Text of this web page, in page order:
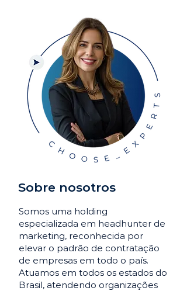
Sobre nosotros
Somos uma holding
especializada em headhunter de
marketing, reconhecida por
elevar o padrão de contratação
de empresas em todo o país.
Atuamos em todos os estados do
Brasil, atendendo organizações